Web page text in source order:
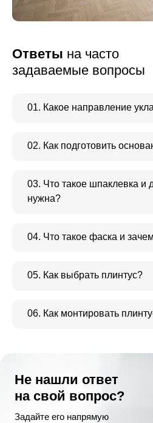
Ответы на часто
задаваемые вопросы
01. Какое направление
02. Как подготовить
03. Что такое шпаклевка и
нужна?
04. Что такое фаска и
05. Как выбрать плинтус?
06. Как монтировать
Не нашли ответ
на свой вопрос?
Задайте его напрямую